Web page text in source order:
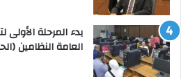
بدء المرحلة
العامة النظامين